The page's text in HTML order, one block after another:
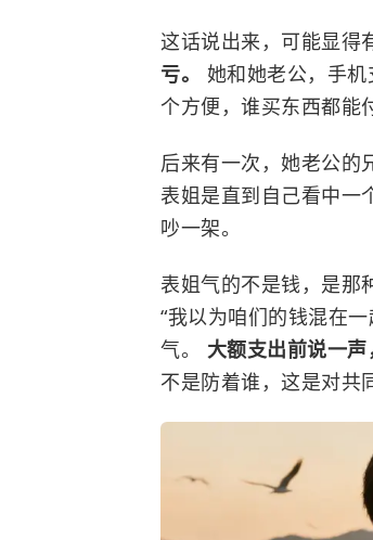
这话说出来，可能显得
亏。 她和她老公，手
个方便，谁买东西都能
后来有一次，她老公的
表姐是直到自己看中一
吵一架。
表姐气的不是钱，是那
“我以为咱们的钱混在
气。 大额支出前说一
不是防着谁，这是对共